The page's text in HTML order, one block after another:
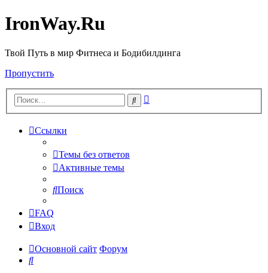
IronWay.Ru
Твой Путь в мир Фитнеса и Бодибилдинга
Пропустить
Поиск
Ссылки
Темы без ответов
Активные темы
Поиск
FAQ
Вход
Основной сайт Форум
Поиск